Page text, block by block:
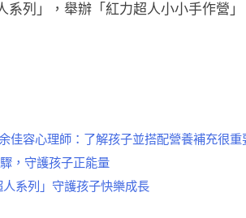
系列」，舉辦「紅力超人小小手作營
佳容心理師：了解孩子並搭配營養補充很重
，守護孩子正能量
系列」守護孩子快樂成長